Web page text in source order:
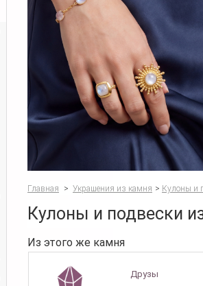
Главная > Украшения из камня > Кулоны и
Кулоны и подвески
Из этого же камня
Друзы